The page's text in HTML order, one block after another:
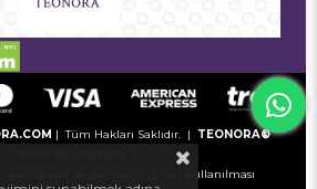
| Tüm Hakları Saklıdır. |
TEONORA®
alan görsel ve içeriklerin izinsiz kullanılması